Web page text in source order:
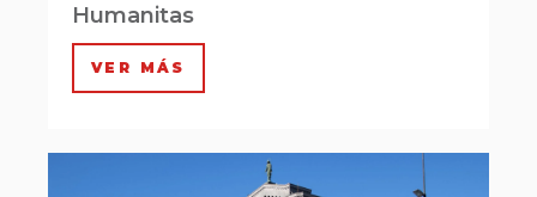
Humanitas
VER MÁS